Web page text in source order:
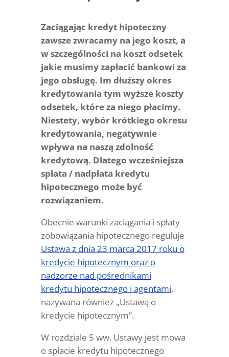
Zaciągając kredyt hipoteczny
zawsze zwracamy na jego koszt, a
w szczególności na koszt odsetek
jakie musimy zapłacić bankowi za
jego obsługę. Im dłuższy okres
kredytowania tym wyższe koszty
odsetek, które za niego płacimy.
Niestety, wybór krótkiego okresu
kredytowania, negatywnie
wpływa na naszą zdolność
kredytową. Dlatego wcześniejsza
spłata / nadpłata kredytu
hipotecznego może być
rozwiązaniem.
Obecnie warunki zaciągania i spłaty
zobowiązania hipotecznego reguluje
Ustawa z dnia 23 marca 2017 roku o
kredycie hipotecznym oraz o
nadzorze nad pośrednikami
kredytu hipotecznego i agentami,
nazywana również „Ustawą o
kredycie hipotecznym”.
W rozdziale 5 ww. Ustawy jest mowa
o spłacie kredytu hipotecznego